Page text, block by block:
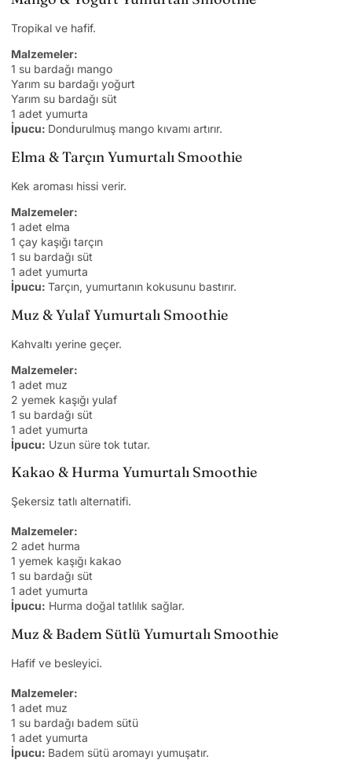
Tropikal ve hafif.
Malzemeler:
1 su bardağı mango
Yarım su bardağı yoğurt
Yarım su bardağı süt
1 adet yumurta
İpucu: Dondurulmuş mango kıvamı artırır.
Elma & Tarçın Yumurtalı Smoothie
Kek aroması hissi verir.
Malzemeler:
1 adet elma
1 çay kaşığı tarçın
1 su bardağı süt
1 adet yumurta
İpucu: Tarçın, yumurtanın kokusunu bastırır.
Muz & Yulaf Yumurtalı Smoothie
Kahvaltı yerine geçer.
Malzemeler:
1 adet muz
2 yemek kaşığı yulaf
1 su bardağı süt
1 adet yumurta
İpucu: Uzun süre tok tutar.
Kakao & Hurma Yumurtalı Smoothie
Şekersiz tatlı alternatifi.
Malzemeler:
2 adet hurma
1 yemek kaşığı kakao
1 su bardağı süt
1 adet yumurta
İpucu: Hurma doğal tatlılık sağlar.
Muz & Badem Sütlü Yumurtalı Smoothie
Hafif ve besleyici.
Malzemeler:
1 adet muz
1 su bardağı badem sütü
1 adet yumurta
İpucu: Badem sütü aromayı yumuşatır.